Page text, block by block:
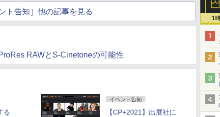
1
ト告知］他の記事を見る
RAWとS-Cinetoneの可能性
る
イベント告知
【CP+2021】出展社に